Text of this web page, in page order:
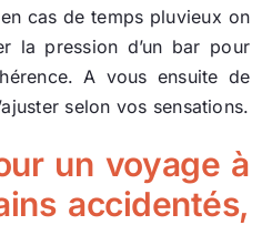
cas de temps pluvieux on
la pression d’un bar pour
A vous ensuite de
selon vos sensations.
un voyage à
accidentés,